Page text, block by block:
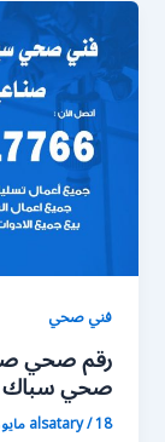
فني صحي
صحي سباك
alsatary/18 مايو، 2020